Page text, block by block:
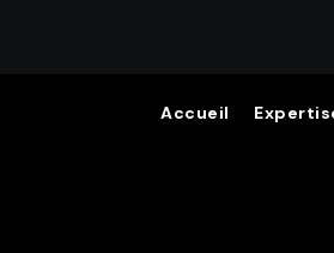
Accueil